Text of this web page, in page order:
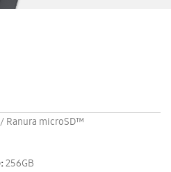
Ranura microSD™
256GB